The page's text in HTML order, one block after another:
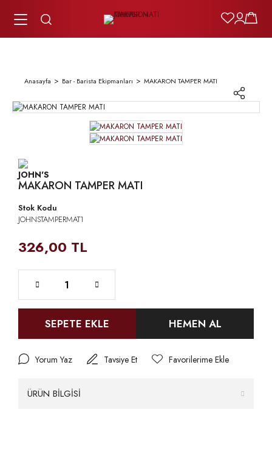
Anasayfa Bar - Barista Ekipmanları MAKARON TAMPER MATI
MAKARON TAMPER MATI
Stok Kodu
JOHNSTAMPERMAT1
326,00 TL
SEPETE EKLE HEMEN AL
Yorum Yaz Tavsiye Et
ÜRÜN BİLGİSİ